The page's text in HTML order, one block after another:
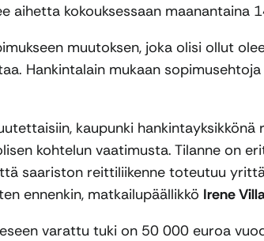
aihetta kokouksessaan maanantaina
muutoksen, joka olisi ollut
Hankintalain mukaan
kaupunki hankintayksikkönä
kohtelun vaatimusta. Tilanne on
saariston reittiliikenne toteutuu
ennenkin, matkailupäällikkö Irene
varattu tuki on 50 000 euroa